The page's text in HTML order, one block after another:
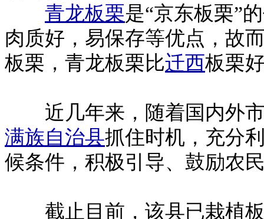
青龙板栗是“京东板栗”
肉质好，易保存等优点，故
板栗，青龙板栗比迁西板栗
近几年来，随着国内外市
满族自治县抓住时机，充分
候条件，积极引导、鼓励农
截止目前，该县已栽植板